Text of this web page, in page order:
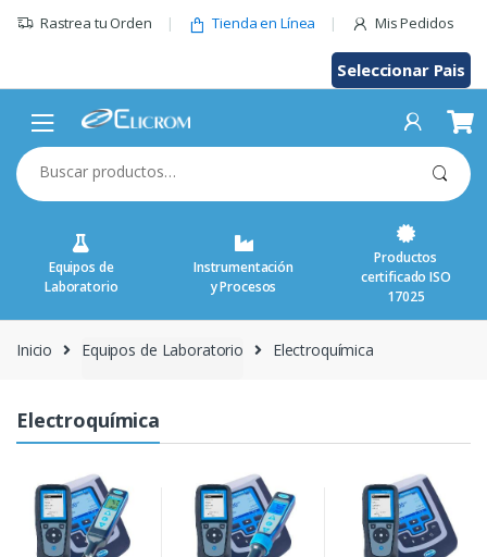
Rastrea tu Orden Tienda en Línea Mis Pedidos
Seleccionar Pais
Buscar
por:
Equipos de
Laboratorio
Instrumentación
y Procesos
Productos
certificado ISO
17025
Inicio Equipos de Laboratorio Electroquímica
Electroquímica